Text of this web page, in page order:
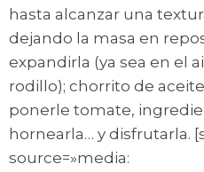
hasta alcanzar una
dejando la masa en
expandirla (ya sea en el
rodillo); chorrito de
ponerle tomate,
hornearla… y disfrutarla.
source=»media: